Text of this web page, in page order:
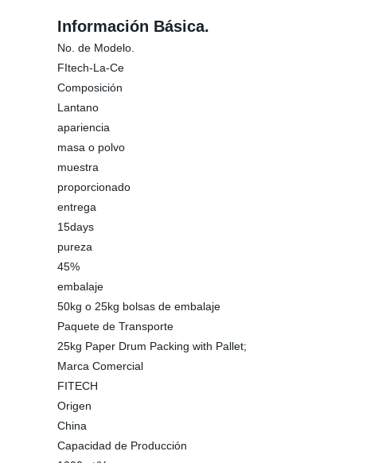
Información Básica.
No. de Modelo.
FItech-La-Ce
Composición
Lantano
apariencia
masa o polvo
muestra
proporcionado
entrega
15days
pureza
45%
embalaje
50kg o 25kg bolsas de embalaje
Paquete de Transporte
25kg Paper Drum Packing with Pallet;
Marca Comercial
FITECH
Origen
China
Capacidad de Producción